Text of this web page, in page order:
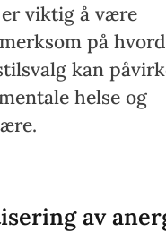
viktig å være
på
kan
helse og
av